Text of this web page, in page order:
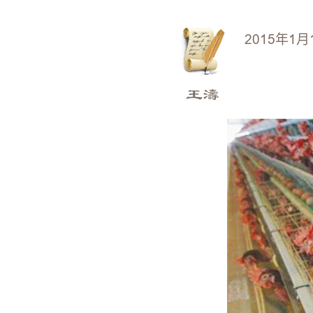
2015年1
王濤